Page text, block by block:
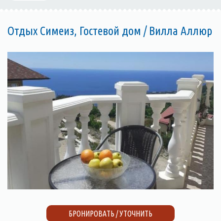
Отдых Симеиз, Гостевой дом / Вилла Аллюр
БРОНИРОВАТЬ / УТОЧНИТЬ